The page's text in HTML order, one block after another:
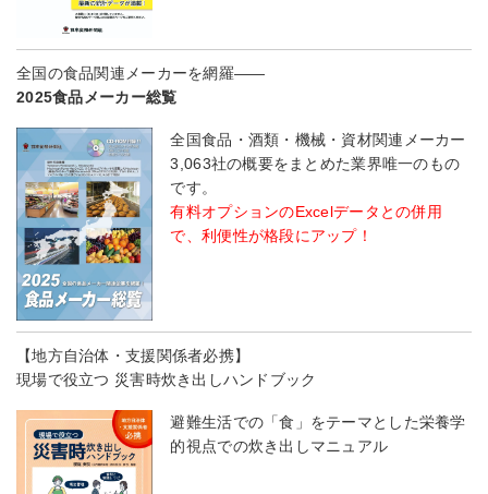
全国の食品関連メーカーを網羅――
2025食品メーカー総覧
全国食品・酒類・機械・資材関連メーカー
3,063社の概要をまとめた業界唯一のもの
です。
有料オプションのExcelデータとの併用
で、利便性が格段にアップ！
【地方自治体・支援関係者必携】
現場で役立つ 災害時炊き出しハンドブック
避難生活での「食」をテーマとした栄養学
的視点での炊き出しマニュアル